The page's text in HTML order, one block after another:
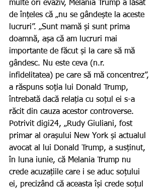
multe ori evaziv, Melania Trump a lăsat
de înțeles că „nu se gândește la aceste
lucruri”. „Sunt mamă și sunt prima
doamnă, așa că am lucruri mai
importante de făcut și la care să mă
gândesc. Nu este ceva (n.r.
infidelitatea) pe care să mă concentrez”,
a răspuns soția lui Donald Trump,
întrebată dacă relația cu soțul ei s-a
răcit din cauza acestor controverse.
Potrivit digi24, „Rudy Giuliani, fost
primar al orașului New York și actualul
avocat al lui Donald Trump, a susținut,
în luna iunie, că Melania Trump nu
crede acuzațiile care i se aduc soțului
ei, precizând că aceasta își crede soțul